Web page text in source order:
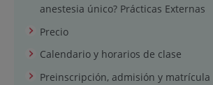
anestesia único? Prácticas Externas
Precio
Calendario y horarios de clase
Preinscripción, admisión y matrícula